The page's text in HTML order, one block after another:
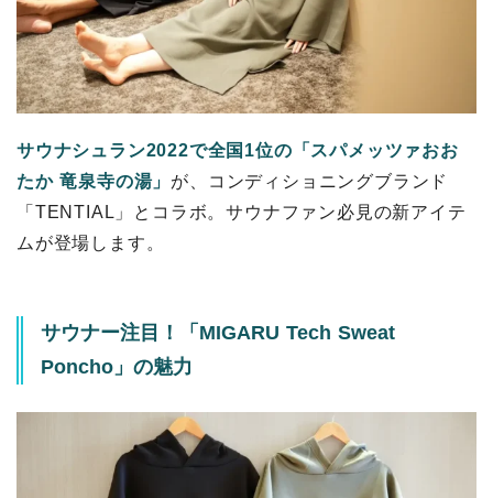
サウナシュラン2022で全国1位の「スパメッツァおお
たか 竜泉寺の湯」 が、コンディショニングブランド
「TENTIAL」とコラボ。サウナファン必見の新アイテ
ムが登場します。
サウナー注目！「MIGARU Tech Sweat
Poncho」の魅力